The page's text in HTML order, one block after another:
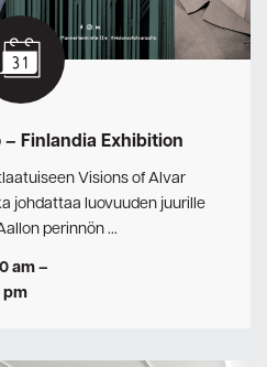
Finlandia Exhibition
Visions of Alvar
johdattaa luovuuden juurille
perinnön …
am–
pm